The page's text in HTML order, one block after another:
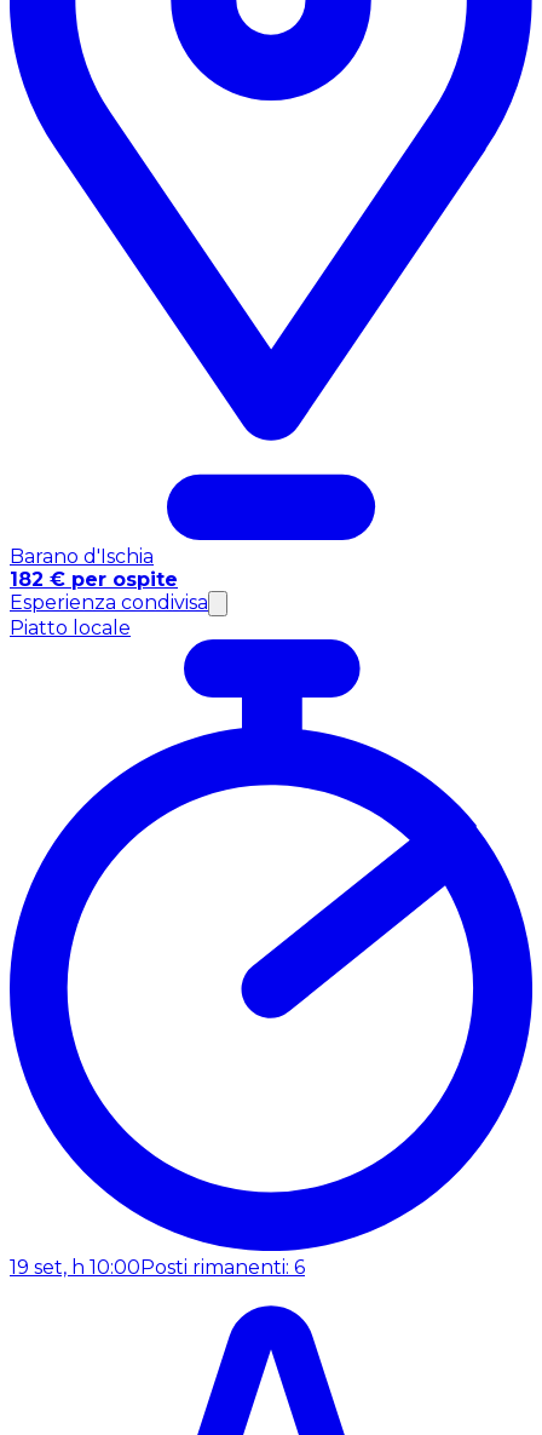
Barano d'Ischia
182 € per ospite
Esperienza condivisa
Piatto locale
19 set, h 10:00Posti rimanenti: 6